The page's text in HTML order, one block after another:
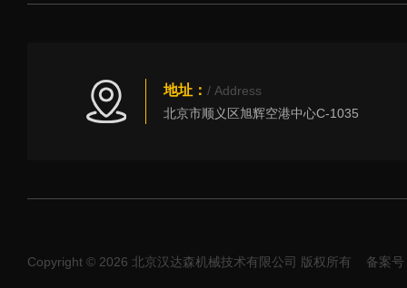
地址： / Address
北京市顺义区旭辉空港中心C-1035
Copyright © 2026 北京汉达森机械技术有限公司 版权所有 备案